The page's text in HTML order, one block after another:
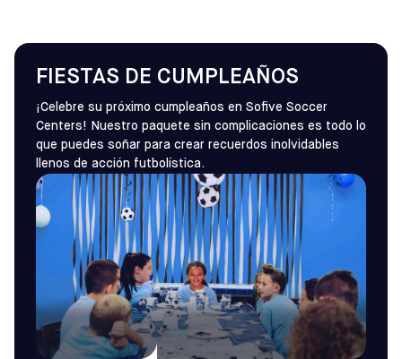
FIESTAS DE CUMPLEAÑOS
¡Celebre su próximo cumpleaños en Sofive Soccer
Centers! Nuestro paquete sin complicaciones es todo lo
que puedes soñar para crear recuerdos inolvidables
llenos de acción futbolística.